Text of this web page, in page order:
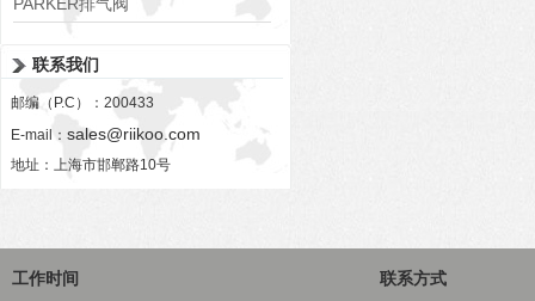
联系我们
邮编（P.C）：200433
E-mail： sales@riikoo.com
地址：上海市邯郸路10号
工作时间 联系方式